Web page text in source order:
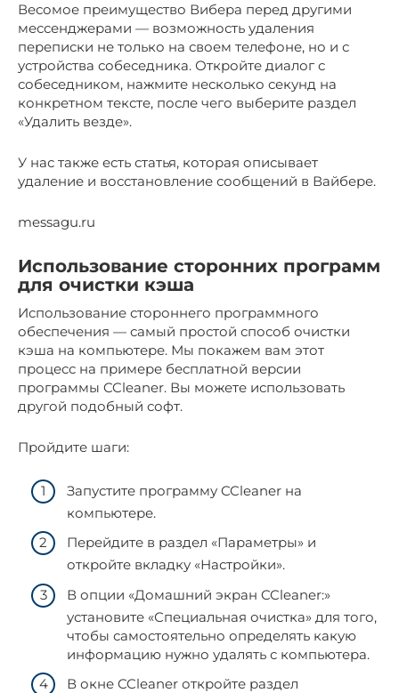
Весомое преимущество Вибера перед другими
мессенджерами — возможность удаления
переписки не только на своем телефоне, но и с
устройства собеседника. Откройте диалог с
собеседником, нажмите несколько секунд на
конкретном тексте, после чего выберите раздел
«Удалить везде».
У нас также есть статья, которая описывает
удаление и восстановление сообщений в Вайбере.
messagu.ru
Использование сторонних программ
для очистки кэша
Использование стороннего программного
обеспечения — самый простой способ очистки
кэша на компьютере. Мы покажем вам этот
процесс на примере бесплатной версии
программы CCleaner. Вы можете использовать
другой подобный софт.
Пройдите шаги:
Запустите программу CCleaner на
компьютере.
Перейдите в раздел «Параметры» и
откройте вкладку «Настройки».
В опции «Домашний экран CCleaner:»
установите «Специальная очистка» для того,
чтобы самостоятельно определять какую
информацию нужно удалять с компьютера.
В окне CCleaner откройте раздел